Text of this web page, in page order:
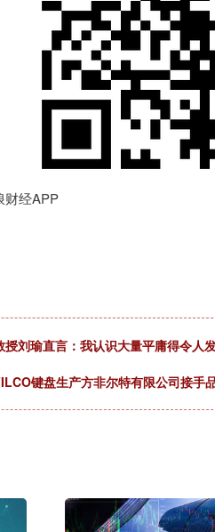
财经APP
刘瑜直言：我认识大量平庸得令人
键盘生产方非尔特有限公司接手